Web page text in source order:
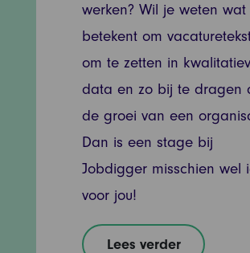
werken? Wil je weten wat
betekent om
om te zetten in
data en zo bij te dragen
de groei van een
Dan is een stage bij
Jobdigger misschien wel
voor jou!
Lees verder